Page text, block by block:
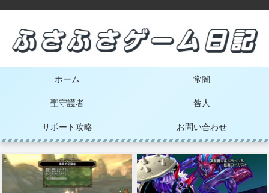
ホーム 常闇
聖守護者 咎人
サポート攻略 お問い合わせ